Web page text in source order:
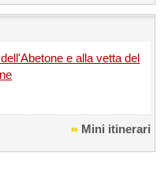
e alla vetta del
Mini itinerari